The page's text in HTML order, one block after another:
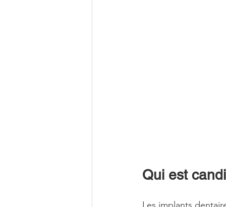
Qui est